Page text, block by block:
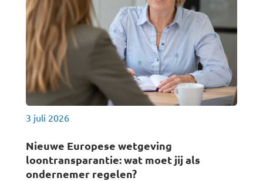
3 juli 2026
Nieuwe Europese wetgeving
loontransparantie: wat moet jij als
ondernemer regelen?